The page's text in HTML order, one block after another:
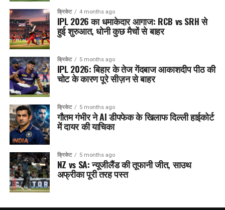
क्रिकेट 4 months ago
IPL 2026 का धमाकेदार आगाज: RCB vs SRH से
हुई शुरुआत, धोनी कुछ मैचों से बाहर
क्रिकेट 5 months ago
IPL 2026: बिहार के तेज गेंदबाज आकाशदीप पीठ की
चोट के कारण पूरे सीज़न से बाहर
क्रिकेट 5 months ago
गौतम गंभीर ने AI डीपफेक के खिलाफ दिल्ली हाईकोर्ट
में दायर की याचिका
क्रिकेट 5 months ago
NZ vs SA: न्यूजीलैंड की तूफानी जीत, साउथ
अफ्रीका पूरी तरह पस्त